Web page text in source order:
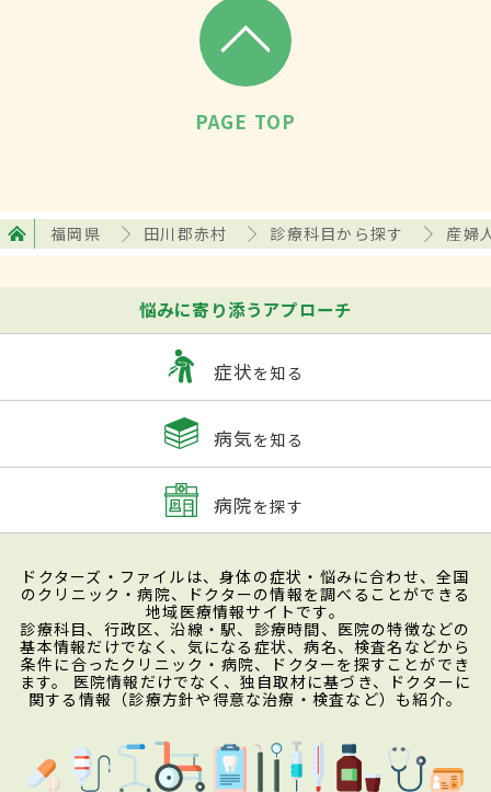
PAGE TOP
福岡県 田川郡赤村 診療科目から探す 産婦
悩みに寄り添うアプローチ
症状を知る
病気を知る
病院を探す
ドクターズ・ファイルは、身体の症状・悩みに合わせ、全国
のクリニック・病院、ドクターの情報を調べることができる
地域医療情報サイトです。
診療科目、行政区、沿線・駅、診療時間、医院の特徴などの
基本情報だけでなく、気になる症状、病名、検査名などから
条件に合ったクリニック・病院、ドクターを探すことができ
ます。 医院情報だけでなく、独自取材に基づき、ドクターに
関する情報（診療方針や得意な治療・検査など）も紹介。